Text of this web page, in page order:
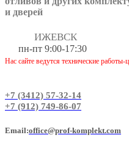
и дверей
ИЖЕВСК
пн-пт 9:00-17:30
Нас сайте ведутся технические
+7 (3412) 57-32-14
+7 (912) 749-86-07
Еmail:office@prof-komplekt.com